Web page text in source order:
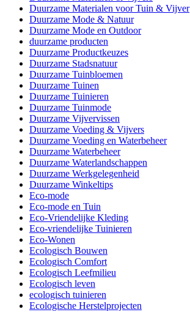
Duurzame Materialen voor Tuin & Vijver
Duurzame Mode & Natuur
Duurzame Mode en Outdoor
duurzame producten
Duurzame Productkeuzes
Duurzame Stadsnatuur
Duurzame Tuinbloemen
Duurzame Tuinen
Duurzame Tuinieren
Duurzame Tuinmode
Duurzame Vijvervissen
Duurzame Voeding & Vijvers
Duurzame Voeding en Waterbeheer
Duurzame Waterbeheer
Duurzame Waterlandschappen
Duurzame Werkgelegenheid
Duurzame Winkeltips
Eco-mode
Eco-mode en Tuin
Eco-Vriendelijke Kleding
Eco-vriendelijke Tuinieren
Eco-Wonen
Ecologisch Bouwen
Ecologisch Comfort
Ecologisch Leefmilieu
Ecologisch leven
ecologisch tuinieren
Ecologische Herstelprojecten